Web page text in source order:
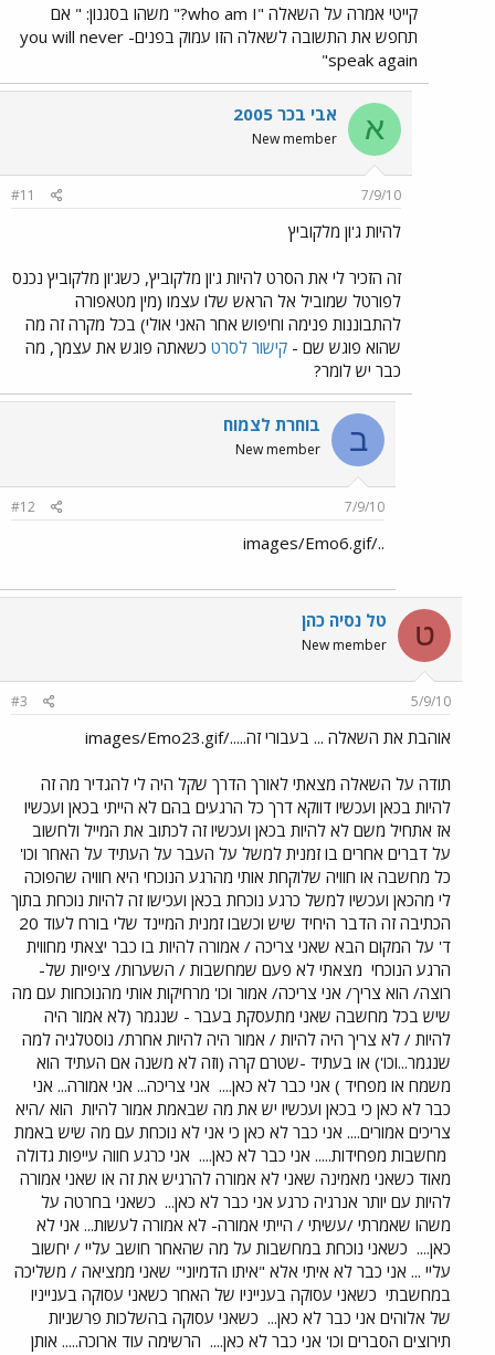
קייטי אמרה על השאלה "who am I?" משהו בסגנון: " אם
תחפש את התשובה לשאלה הזו עמוק בפנים- you will never
speak again"
א אבי בכר 2005
New member
7/9/10
#11
להיות ג'ון מלקוביץ
זה הזכיר לי את הסרט להיות ג'ון מלקוביץ, כשג'ון מלקוביץ נכנס
לפורטל שמוביל אל הראש שלו עצמו (מין מטאפורה
להתבוננות פנימה וחיפוש אחר האני אולי) בכל מקרה זה מה
שהוא פוגש שם - קישור לסרט כשאתה פוגש את עצמך, מה
כבר יש לומר?
ב בוחרת לצמוח
New member
7/9/10
#12
../images/Emo6.gif
ט טל נסיה כהן
New member
5/9/10
#3
אוהבת את השאלה ... בעבורי זה...../images/Emo23.gif
תודה על השאלה מצאתי לאורך הדרך שקל היה לי להגדיר מה זה
להיות בכאן ועכשיו דווקא דרך כל הרגעים בהם לא הייתי בכאן ועכשיו
אז אתחיל משם לא להיות בכאן ועכשיו זה לכתוב את המייל ולחשוב
על דברים אחרים בו זמנית למשל על העבר על העתיד על האחר וכו'
כל מחשבה או חוויה שלוקחת אותי מהרגע הנוכחי היא חוויה שהפוכה
לי מהכאן ועכשיו למשל כרגע נוכחת בכאן ועכישו זה להיות נוכחת בתוך
הכתיבה זה הדבר היחיד שיש וכשבו זמנית המיינד שלי בורח לעוד 20
ד' על המקום הבא שאני צריכה / אמורה להיות בו כבר יצאתי מחווית
הרגע הנוכחי מצאתי לא פעם שמחשבות / השערות/ ציפיות של-
רוצה/ הוא צריך/ אני צריכה/ אמור וכו' מרחיקות אותי מהנוכחות עם מה
שיש בכל מחשבה שאני מתעסקת בעבר - שנגמר (לא אמור היה
להיות / לא צריך היה להיות / אמור היה להיות אחרת/ נוסטלגיה למה
שנגמר...וכו') או בעתיד -שטרם קרה (וזה לא משנה אם העתיד הוא
משמח או מפחיד ) אני כבר לא כאן.... אני צריכה... אני אמורה... אני
כבר לא כאן כי בכאן ועכשיו יש את מה שבאמת אמור להיות הוא /היא
צריכים אמורים.... אני כבר לא כאן כי אני לא נוכחת עם מה שיש באמת
מחשבות מפחידות..... אני כבר לא כאן.... אני כרגע חווה עייפות גדולה
מאוד כשאני מאמינה שאני לא אמורה להרגיש את זה או שאני אמורה
להיות עם יותר אנרגיה כרגע אני כבר לא כאן... כשאני בחרטה על
משהו שאמרתי /עשיתי / הייתי אמורה- לא אמורה לעשות... אני לא
כאן.... כשאני נוכחת במחשבות על מה שהאחר חושב עליי / יחשוב
עליי ... אני כבר לא איתי אלא "איתו הדמיוני" שאני ממציאה / משליכה
במחשבתי כשאני עסוקה בענייניו של האחר כשאני עסוקה בענייניו
של אלוהים אני כבר לא כאן... כשאני עסוקה בהשלכות פרשניות
תירוצים הסברים וכו' אני כבר לא כאן.... הרשימה עוד ארוכה..... אותן